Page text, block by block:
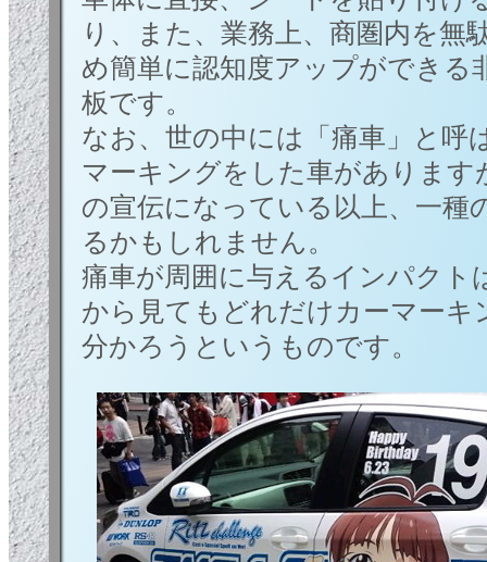
り、また、業務上、商圏内を無
め簡単に認知度アップができる
板です。
なお、世の中には「痛車」と呼
マーキングをした車がありま
の宣伝になっている以上、一種
るかもしれません。
痛車が周囲に与えるインパクト
から見てもどれだけカーマー
分かろうというものです。